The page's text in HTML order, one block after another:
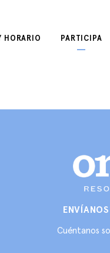
HORARIO PARTICIPA
Cuéntanos